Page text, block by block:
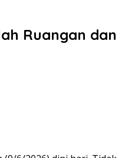
Ruangan dan